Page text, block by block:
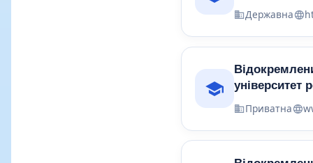
Державна
Приватна